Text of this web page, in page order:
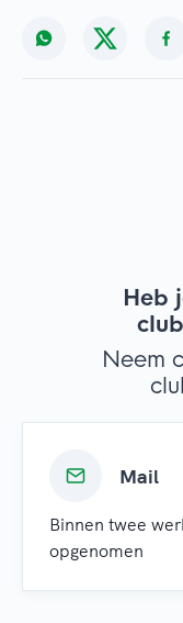
Heb
Neem
Mail
Binnen twee
opgenomen